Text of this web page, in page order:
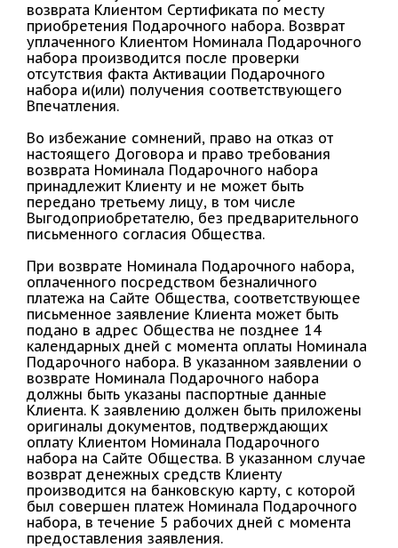
возврата Клиентом Сертификата по месту
приобретения Подарочного набора. Возврат
уплаченного Клиентом Номинала Подарочного
набора производится после проверки
отсутствия факта Активации Подарочного
набора и(или) получения соответствующего
Впечатления.
Во избежание сомнений, право на отказ от
настоящего Договора и право требования
возврата Номинала Подарочного набора
принадлежит Клиенту и не может быть
передано третьему лицу, в том числе
Выгодоприобретателю, без предварительного
письменного согласия Общества.
При возврате Номинала Подарочного набора,
оплаченного посредством безналичного
платежа на Сайте Общества, соответствующее
письменное заявление Клиента может быть
подано в адрес Общества не позднее 14
календарных дней с момента оплаты Номинала
Подарочного набора. В указанном заявлении о
возврате Номинала Подарочного набора
должны быть указаны паспортные данные
Клиента. К заявлению должен быть приложены
оригиналы документов, подтверждающих
оплату Клиентом Номинала Подарочного
набора на Сайте Общества. В указанном случае
возврат денежных средств Клиенту
производится на банковскую карту, с которой
был совершен платеж Номинала Подарочного
набора, в течение 5 рабочих дней с момента
предоставления заявления.